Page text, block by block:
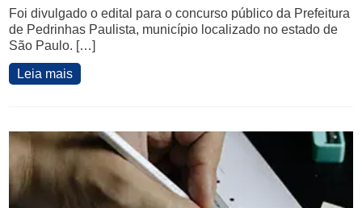
Foi divulgado o edital para o concurso público da Prefeitura
de Pedrinhas Paulista, município localizado no estado de
São Paulo. […]
Leia mais